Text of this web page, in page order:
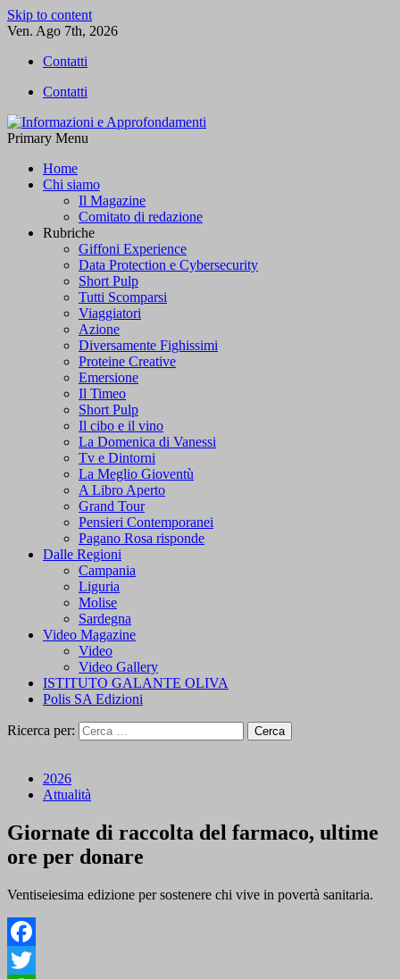
Skip to content
Ven. Ago 7th, 2026
Contatti
Contatti
Primary Menu
Home
Chi siamo
Il Magazine
Comitato di redazione
Rubriche
Giffoni Experience
Data Protection e Cybersecurity
Short Pulp
Tutti Scomparsi
Viaggiatori
Azione
Diversamente Fighissimi
Proteine Creative
Emersione
Il Timeo
Short Pulp
Il cibo e il vino
La Domenica di Vanessi
Tv e Dintorni
La Meglio Gioventù
A Libro Aperto
Grand Tour
Pensieri Contemporanei
Pagano Rosa risponde
Dalle Regioni
Campania
Liguria
Molise
Sardegna
Video Magazine
Video
Video Gallery
ISTITUTO GALANTE OLIVA
Polis SA Edizioni
Ricerca per:
2026
Attualità
Giornate di raccolta del farmaco, ultime
ore per donare
Ventiseiesima edizione per sostenere chi vive in povertà sanitaria.
Facebook